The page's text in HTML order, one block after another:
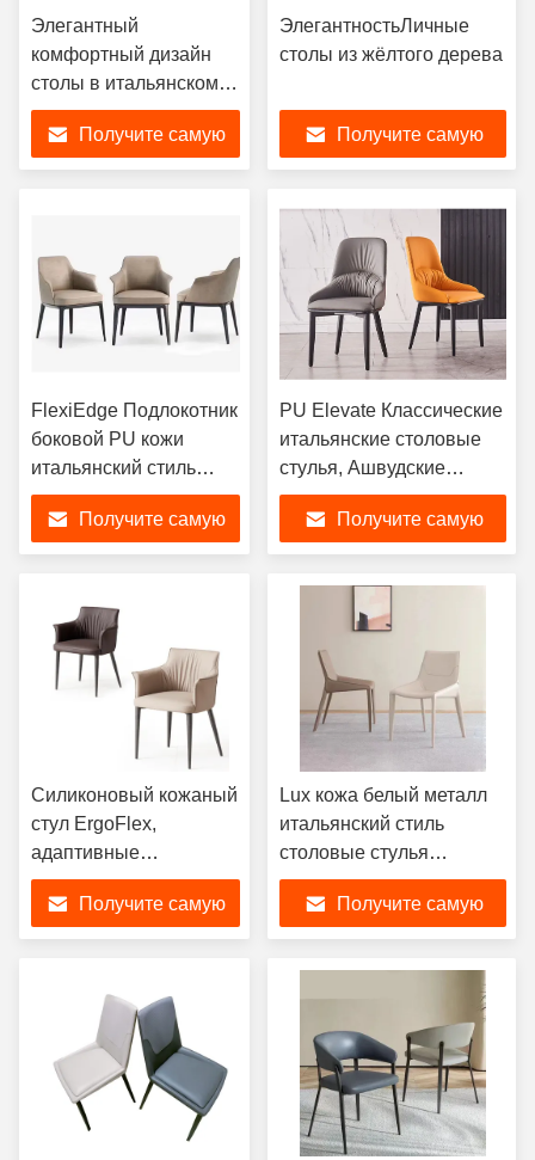
Элегантный
комфортный дизайн
столы в итальянском
стиле
Получите самую
ЭлегантностьЛичные
столы из жёлтого дерева
Получите самую
FlexiEdge Подлокотник
боковой PU кожи
итальянский стиль
столы для обеда
Получите самую
PU Elevate Классические
итальянские столовые
стулья, Ашвудские
итальянские
высокопоставленные
столовые стулья
Получите самую
Силиконовый кожаный
стул ErgoFlex,
адаптивные
итальянские
современные стулья
для обеда
Получите самую
Lux кожа белый металл
итальянский стиль
столовые стулья
удобные
Получите самую